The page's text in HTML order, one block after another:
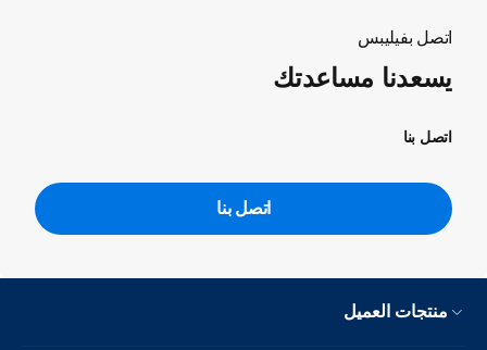
اتصل بفيليبس
يسعدنا مساعدتك
اتصل بنا
اتصل بنا
منتجات العميل